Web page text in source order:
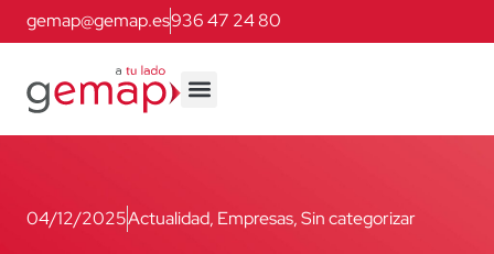
gemap@gemap.es936 47 24 80
04/12/2025Actualidad, Empresas,Sin categorizar